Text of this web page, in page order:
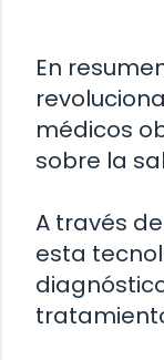
En
médicos
sobre la
A través
esta